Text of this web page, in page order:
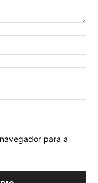
para a